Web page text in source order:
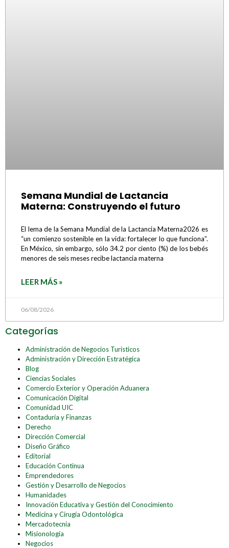
Semana Mundial de Lactancia
Materna: Construyendo el futuro
El lema de la Semana Mundial de la Lactancia Materna2026 es
“un comienzo sostenible en la vida: fortalecer lo que funciona”.
En México, sin embargo, sólo 34.2 por ciento (%) de los bebés
menores de seis meses recibe lactancia materna
LEER MÁS »
06/08/2026
Categorías
Administración de Negocios Turísticos
Administración y Dirección Estratégica
Blog
Ciencias Sociales
Comercio Exterior y Operación Aduanera
Comunicación Digital
Comunidad UIC
Contaduría y Finanzas
Derecho
Dirección Comercial
Diseño Gráfico
Editorial
Educación Continua
Emprendedores
Gestión y Desarrollo de Negocios
Humanidades
Innovación Educativa y Gestión del Conocimiento
Medicina y Cirugía Odontológica
Mercadotecnia
Misionología
Negocios